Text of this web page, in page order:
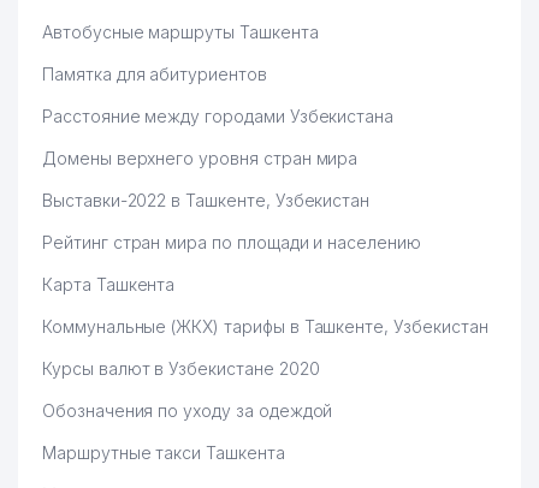
Автобусные маршруты Ташкента
Памятка для абитуриентов
Расстояние между городами Узбекистана
Домены верхнего уровня стран мира
Выставки-2022 в Ташкенте, Узбекистан
Рейтинг стран мира по площади и населению
Карта Ташкента
Коммунальные (ЖКХ) тарифы в Ташкенте, Узбекистан
Курсы валют в Узбекистане 2020
Обозначения по уходу за одеждой
Маршрутные такси Ташкента